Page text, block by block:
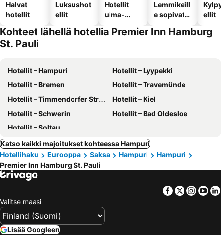
Halvat
hotellit
Luksushot
ellit
Hotellit
uima-
Lemmikeill
e sopivat
ellit
Kohteet lähellä hotellia Premier Inn Hamburg
St. Pauli
Hotellit – Hampuri
Hotellit – Lyypekki
Hotellit – Bremen
Hotellit – Travemünde
Hotellit – Timmendorfer Strand
Hotellit – Kiel
Hotellit – Schwerin
Hotellit – Bad Oldesloe
Hotellit – Soltau
Katso kaikki majoitukset kohteessa Hampuri
Hotellihaku
Eurooppa Saksa Hampuri
Hampuri
Premier Inn Hamburg St. Pauli
Facebook
Twitter
Valitse maasi
Lisää Googleen